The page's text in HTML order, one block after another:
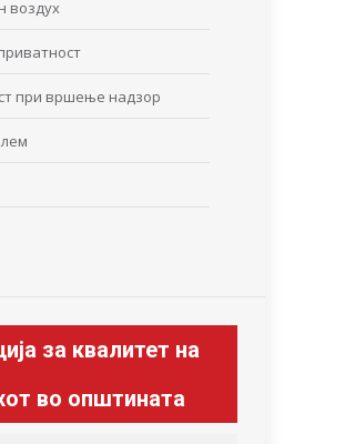
воздух
при вршење надзор
за квалитет на
во општината